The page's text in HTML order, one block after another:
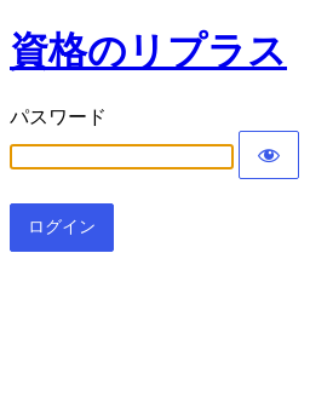
資格のリプラス
パスワード